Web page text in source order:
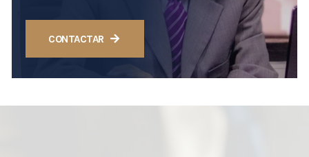
CONTACTAR